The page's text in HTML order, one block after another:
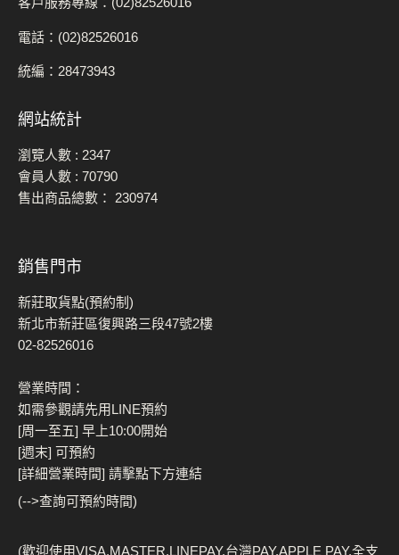
電話：(02)82526016
統編：28473943
網站統計
瀏覽人數 : 2347
會員人數 : 70790
售出商品總數： 230974
銷售門市
新莊取貨點(預約制)
新北市新莊區復興路三段47號2樓
02-82526016
營業時間：
如需參觀請先用LINE預約
[周一至五] 早上10:00開始
[週末] 可預約
[詳細營業時間] 請擊點下方連結
(-->查詢可預約時間)
(歡迎使用VISA,MASTER,LINEPAY,台灣PAY,APPLE PAY,全支